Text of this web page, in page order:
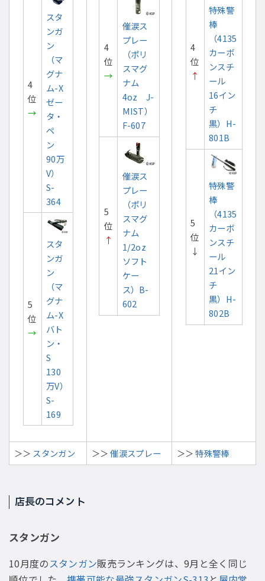
4
位
→
スタ
ンガ
ン
（マ
グナ
ム-X
ゼー
タ・
ペ
ン
90万
V）
S-
364
5
位
→
スタ
ンガ
ン
（マ
グナ
ム-X
バト
ン・
S
130
万V）
S-
169
4
位
→
催涙ス
プレー
（ポリ
スマグ
ナム
4oz J-
MIST）
F-607
5
位
↑
催涙ス
プレー
（ポリ
スマグ
ナム
1/2oz
ソフト
ケー
ス）B-
602
4
位
↑
特殊警
棒
（4135
カーボ
ンスチ
ール
16イン
チ
黒）H-
801B
5
位
↓
特殊警
棒
（4135
カーボ
ンスチ
ール
21イン
チ
黒）H-
802B
＞＞ スタンガン ＞＞催涙スプレー ＞＞特殊警棒
店長のコメント
スタンガン
10月度のスタンガン販売ランキングは、9月と全く同じ